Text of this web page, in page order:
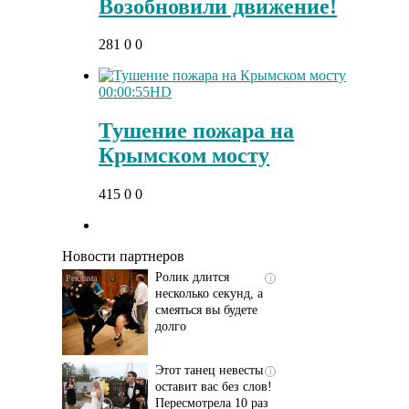
Возобновили движение!
281 0 0
00:00:55HD
Тушение пожара на
Крымском мосту
415 0 0
Новости партнеров
i
Ролик длится
несколько секунд, а
смеяться вы будете
долго
i
Этот танец невесты
оставит вас без слов!
Пересмотрела 10 раз